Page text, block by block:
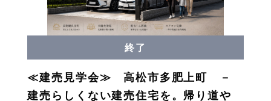
終了
≪建売見学会≫ 高松市多肥上町 －
建売らしくない建売住宅を。帰り道や